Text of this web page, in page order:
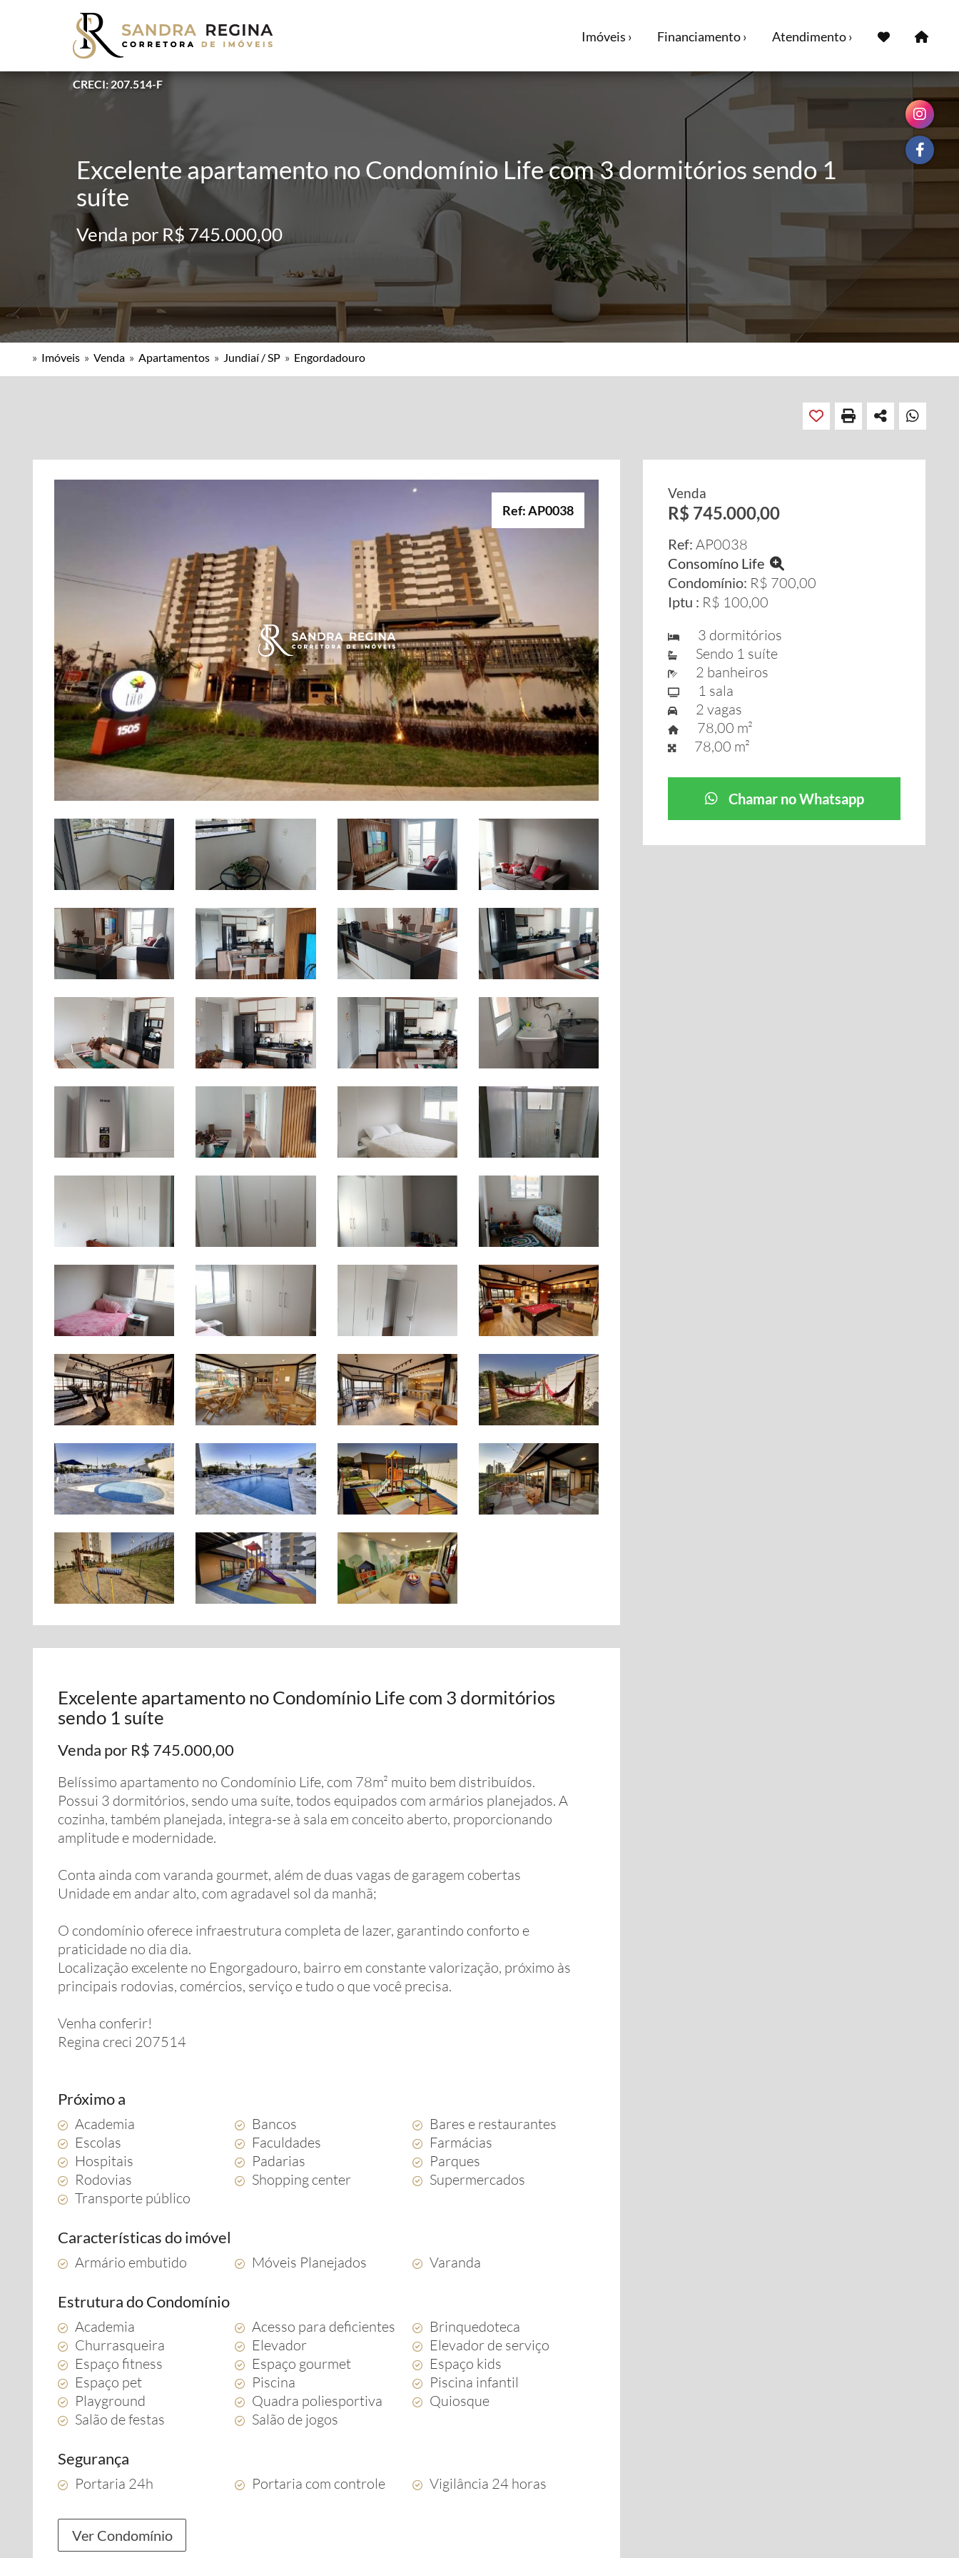
CRECI: 207.514-F
Imóveis › Financiamento › Atendimento ›
Excelente apartamento no Condomínio Life com 3 dormitórios sendo 1
suíte
Venda por R$ 745.000,00
» Imóveis » Venda » Apartamentos » Jundiaí / SP » Engordadouro
Ref: AP0038
Excelente apartamento no Condomínio Life com 3 dormitórios
sendo 1 suíte
Venda por R$ 745.000,00
Belíssimo apartamento no Condomínio Life, com 78m² muito bem distribuídos.
Possui 3 dormitórios, sendo uma suíte, todos equipados com armários planejados. A
cozinha, também planejada, integra-se à sala em conceito aberto, proporcionando
amplitude e modernidade.
Conta ainda com varanda gourmet, além de duas vagas de garagem cobertas
Unidade em andar alto, com agradavel sol da manhã;
O condomínio oferece infraestrutura completa de lazer, garantindo conforto e
praticidade no dia dia.
Localização excelente no Engorgadouro, bairro em constante valorização, próximo às
principais rodovias, comércios, serviço e tudo o que você precisa.
Venha conferir!
Regina creci 207514
Próximo a
Academia Bancos
Bares e restaurantes
Escolas
Faculdades
Farmácias
Hospitais
Padarias
Parques
Rodovias
Shopping center
Supermercados
Transporte público
Características do imóvel
Armário embutido Móveis Planejados Varanda
Estrutura do Condomínio
Academia Acesso para deficientes
Brinquedoteca
Churrasqueira
Elevador
Elevador de serviço
Espaço fitness
Espaço gourmet
Espaço kids
Espaço pet
Piscina
Piscina infantil
Playground
Quadra poliesportiva
Quiosque
Salão de festas
Salão de jogos
Segurança
Portaria 24h Portaria com controle Vigilância 24 horas
Ver Condomínio
Venda
R$ 745.000,00
Ref: AP0038
Consomíno Life
Condomínio: R$ 700,00
Iptu : R$ 100,00
3 dormitórios
Sendo 1 suíte
2 banheiros
1 sala
2 vagas
78,00 m²
78,00 m²
Chamar no Whatsapp